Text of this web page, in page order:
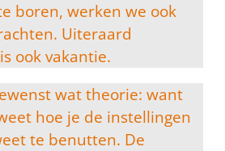
boren, werken we ook
Uiteraard
ook vakantie.
wat theorie: want
hoe je de instellingen
te benutten. De